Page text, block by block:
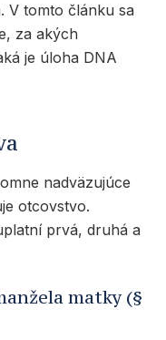
V tomto článku sa
za akých
je úloha DNA
nadväzujúce
otcovstvo.
prvá, druhá a
matky (§